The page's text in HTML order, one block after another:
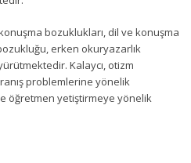
bozuklukları, dil ve konuşma
erken okuryazarlık
Kalaycı, otizm
problemlerine yönelik
öğretmen yetiştirmeye yönelik